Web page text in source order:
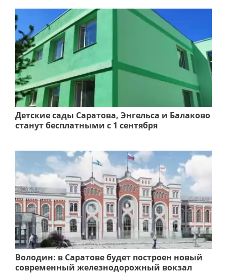
Детские сады Саратова, Энгельса и Балаково
станут бесплатными с 1 сентября
Володин: в Саратове будет построен новый
современный железнодорожный вокзал